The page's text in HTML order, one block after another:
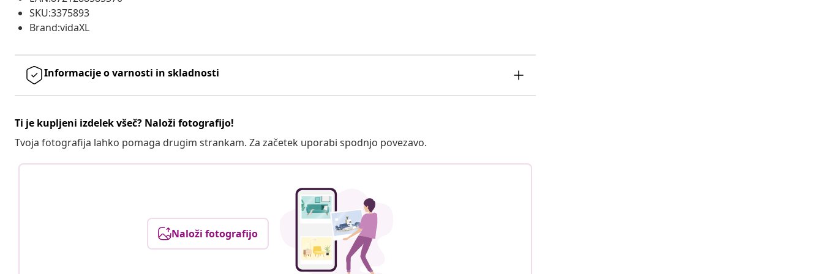
SKU:3375893
Brand:vidaXL
Informacije o varnosti in skladnosti
Ti je kupljeni izdelek všeč? Naloži fotografijo!
Tvoja fotografija lahko pomaga drugim strankam. Za začetek uporabi spodnjo povezavo.
Naloži fotografijo